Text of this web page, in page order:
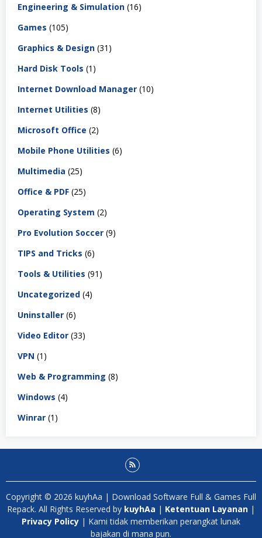
Engineering & Simulation (16)
Games (105)
Graphics & Design (31)
Hard Disk Tools (1)
Internet Download Manager (10)
Internet Utilities (8)
Microsoft Office (2)
Mobile Phone Utilities (6)
Multimedia (25)
Office & PDF (25)
Operating System (2)
Pro Evolution Soccer (9)
TIPS and Tricks (6)
Tools & Utilities (91)
Uncategorized (4)
Uninstaller (6)
Video Editor (33)
VPN (1)
Web & Programming (8)
Windows (4)
Winrar (1)
Copyright © 2026 kuyhAa | Download Software Full & Games Full
Repack. All Rights Reserved by kuyhAa | Ketentuan Layanan |
Privacy Policy | Kami tidak memberikan perangkat lunak
bajakan di mana pun.